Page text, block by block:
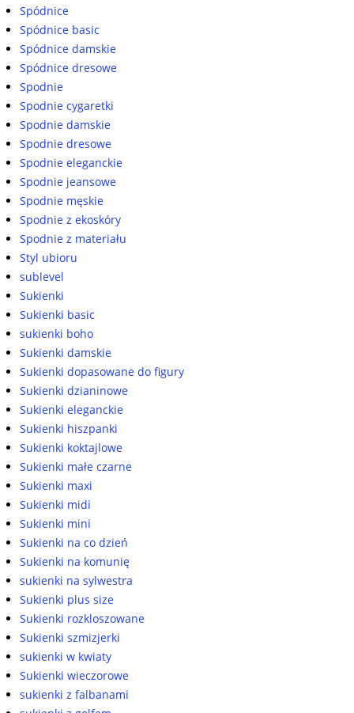
Spódnice
Spódnice basic
Spódnice damskie
Spódnice dresowe
Spodnie
Spodnie cygaretki
Spodnie damskie
Spodnie dresowe
Spodnie eleganckie
Spodnie jeansowe
Spodnie męskie
Spodnie z ekoskóry
Spodnie z materiału
Styl ubioru
sublevel
Sukienki
Sukienki basic
sukienki boho
Sukienki damskie
Sukienki dopasowane do figury
Sukienki dzianinowe
Sukienki eleganckie
Sukienki hiszpanki
Sukienki koktajlowe
Sukienki małe czarne
Sukienki maxi
Sukienki midi
Sukienki mini
Sukienki na co dzień
Sukienki na komunię
sukienki na sylwestra
Sukienki plus size
Sukienki rozkloszowane
Sukienki szmizjerki
sukienki w kwiaty
Sukienki wieczorowe
sukienki z falbanami